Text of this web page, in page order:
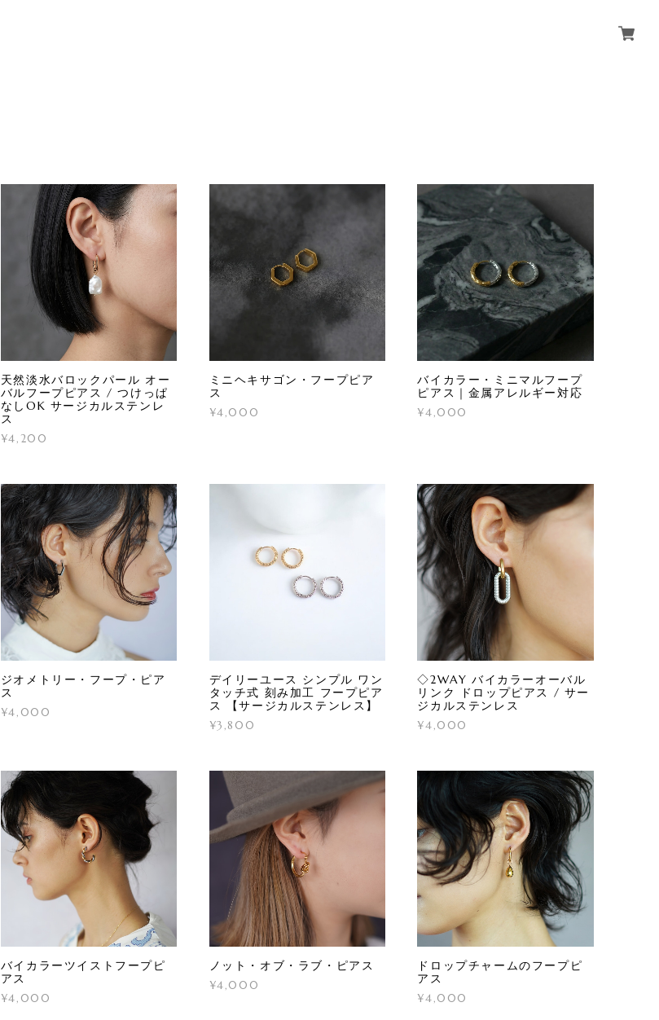
天然淡水バロックパール オー
バルフープピアス / つけっぱ
なしOK サージカルステンレ
ス
¥4,200
ミニヘキサゴン・フープピア
ス
¥4,000
バイカラー・ミニマルフープ
ピアス｜金属アレルギー対応
¥4,000
ジオメトリー・フープ・ピア
ス
¥4,000
デイリーユース シンプル ワン
タッチ式 刻み加工 フープピア
ス 【サージカルステンレス】
¥3,800
◇2WAY バイカラーオーバル
リンク ドロップピアス / サー
ジカルステンレス
¥4,000
バイカラーツイストフープピ
アス
¥4,000
ノット・オブ・ラブ・ピアス
¥4,000
ドロップチャームのフープピ
アス
¥4,000